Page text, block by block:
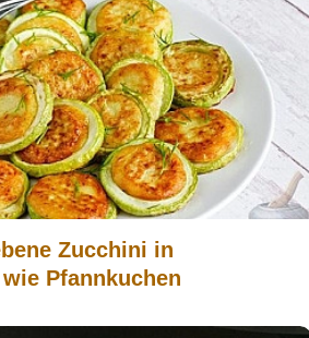
Zucchini in
Pfannkuchen